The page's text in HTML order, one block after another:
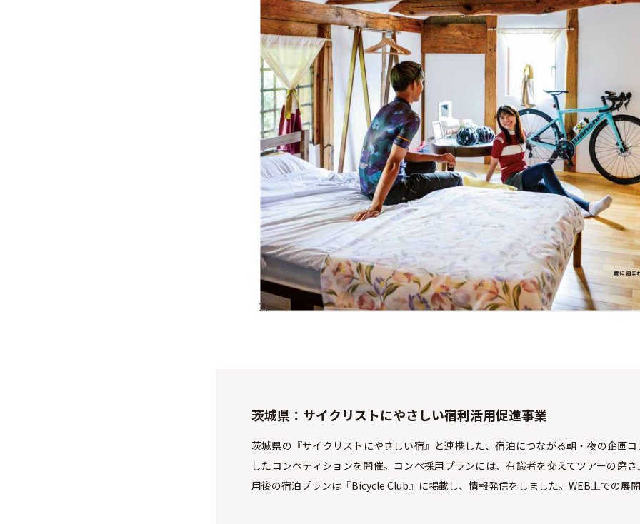
茨城県：サイクリストにやさしい宿利活用促進事業
茨城県の『サイクリストにやさしい宿』と連携した、宿泊につながる朝・夜の企画
したコンペティションを開催。コンペ採用プランには、有識者を交えてツアーの磨
用後の宿泊プランは『Bicycle Club』に掲載し、情報発信をしました。WEB上での展開